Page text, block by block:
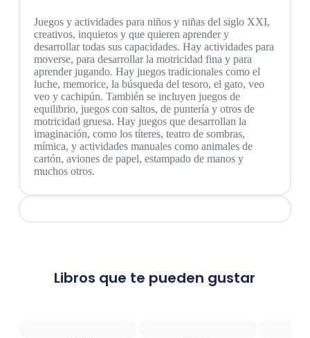
Juegos y actividades para niños y niñas del siglo XXI,
creativos, inquietos y que quieren aprender y
desarrollar todas sus capacidades. Hay actividades para
moverse, para desarrollar la motricidad fina y para
aprender jugando. Hay juegos tradicionales como el
luche, memorice, la búsqueda del tesoro, el gato, veo
veo y cachipún. También se incluyen juegos de
equilibrio, juegos con saltos, de puntería y otros de
motricidad gruesa. Hay juegos que desarrollan la
imaginación, como los títeres, teatro de sombras,
mímica, y actividades manuales como animales de
cartón, aviones de papel, estampado de manos y
muchos otros.
Libros que te pueden gustar